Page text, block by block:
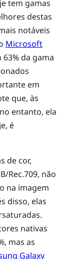
tem gamas
destas
notáveis
Microsoft
63% da gama
em
que, às
entanto, ela
é
de cor,
Rec.709, não
na imagem
disso, elas
nativas
mas as
Galaxy